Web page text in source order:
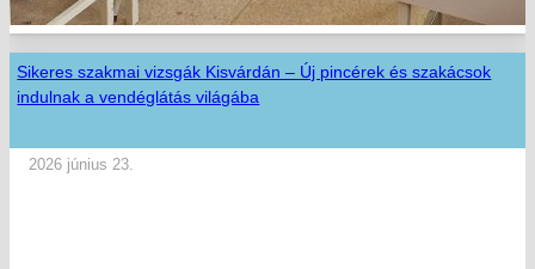
Sikeres szakmai vizsgák Kisvárdán – Új pincérek és szakácsok
indulnak a vendéglátás világába
2026 június 23.